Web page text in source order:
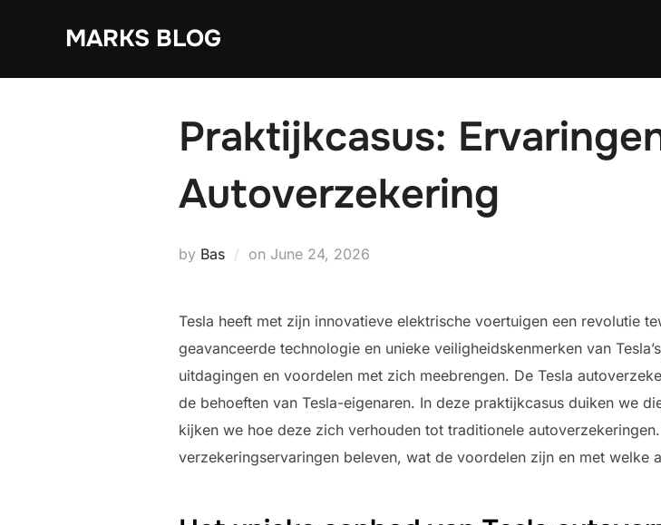
MARKS BLOG
Praktijkcasus:
Autoverzekering
by Bas on Posted
June 24, 2026
Tesla heeft met zijn innovatieve elektrische voertuigen een revolutie
geavanceerde technologie en unieke veiligheidskenmerken van
uitdagingen en voordelen met zich meebrengen. De Tesla
de behoeften van Tesla-eigenaren. In deze praktijkcasus duiken we
kijken we hoe deze zich verhouden tot traditionele
verzekeringservaringen beleven, wat de voordelen zijn en met welke